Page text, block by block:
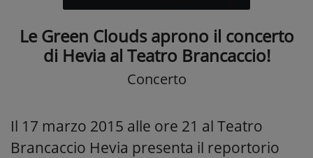
Le Green Clouds aprono il concerto
di Hevia al Teatro Brancaccio!
Concerto
Il 17 marzo 2015 alle ore 21 al Teatro
Brancaccio Hevia presenta il reportorio